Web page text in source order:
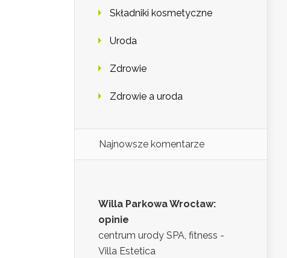
Składniki kosmetyczne
Uroda
Zdrowie
Zdrowie a uroda
Najnowsze komentarze
Willa Parkowa Wrocław:
opinie
centrum urody SPA, fitness -
Villa Estetica